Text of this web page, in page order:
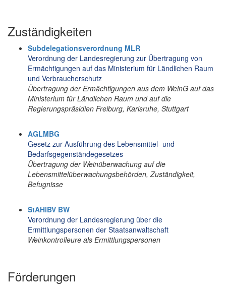
Zuständigkeiten
Subdelegationsverordnung MLR
Verordnung der Landesregierung zur Übertragung von
Ermächtigungen auf das Ministerium für Ländlichen Raum
und Verbraucherschutz
Übertragung der Ermächtigungen aus dem WeinG auf das
Ministerium für Ländlichen Raum und auf die
Regierungspräsidien Freiburg, Karlsruhe, Stuttgart
AGLMBG
Gesetz zur Ausführung des Lebensmittel- und
Bedarfsgegenständegesetzes
Übertragung der Weinüberwachung auf die
Lebensmittelüberwachungsbehörden, Zuständigkeit,
Befugnisse
StAHiBV BW
Verordnung der Landesregierung über die
Ermittlungspersonen der Staatsanwaltschaft
Weinkontrolleure als Ermittlungspersonen
Förderungen